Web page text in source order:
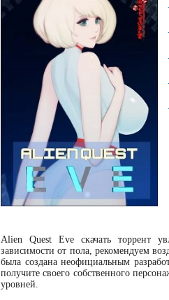
Alien Quest Eve скачать торрент
зависимости от пола, рекомендуем
была создана неофициальным
получите своего собственного
уровней.